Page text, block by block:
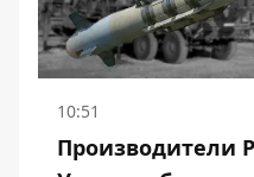
10:51
Производители